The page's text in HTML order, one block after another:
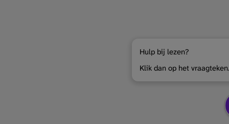
Hulp bij lezen?
Klik dan op het vraagteken.